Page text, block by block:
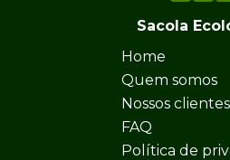
Sacola
Home
Quem somos
Nossos clientes
FAQ
Política de